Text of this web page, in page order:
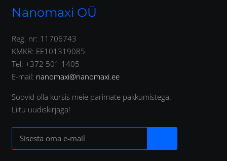
Nanomaxi OÜ
Reg. nr: 11706743
KMKR: EE101319085
Tel: +372 501 1405
E-mail: nanomaxi@nanomaxi.ee
Soovid olla kursis meie parimate pakkumistega.
Liitu uudiskirjaga!